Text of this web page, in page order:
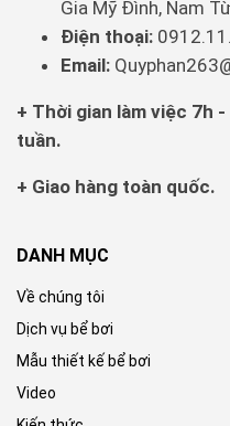
Gia Mỹ Đình, Nam
Điện thoại:
Email:
+ Thời gian làm việc 7h
tuần.
+ Giao hàng toàn quốc.
DANH MỤC
Về chúng tôi
Dịch vụ bể bơi
Mẫu thiết kế bể bơi
Video